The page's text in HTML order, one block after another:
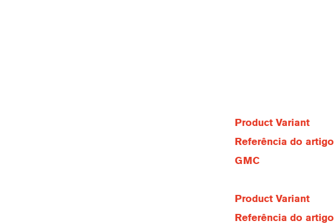
Product Variant
Referência do artigo
GMC
Product Variant
Referência do artigo